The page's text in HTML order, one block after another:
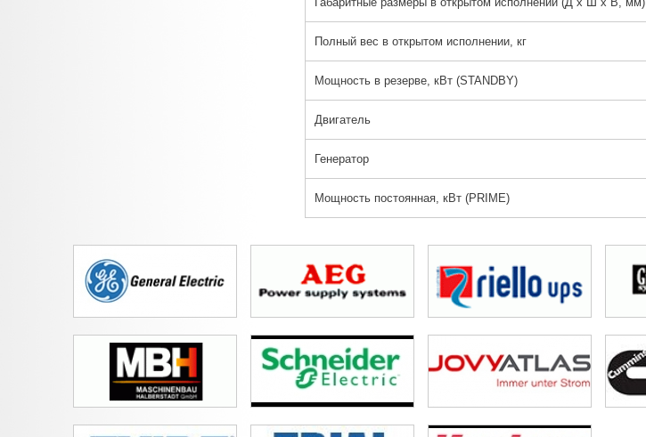
Полный вес в открытом исполнении, кг
Мощность в резерве, кВт (STANDBY)
Двигатель
Генератор
Мощность постоянная, кВт (PRIME)